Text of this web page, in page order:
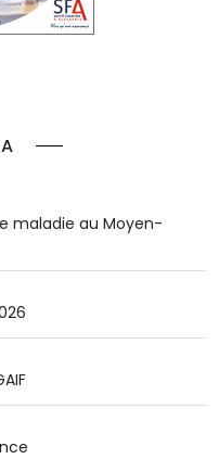
maladie au Moyen-